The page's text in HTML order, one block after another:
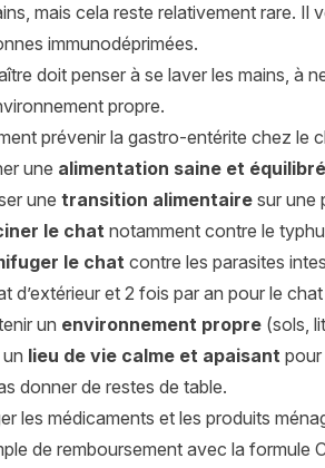
mais cela reste relativement rare.
immunodéprimées.
doit penser à se laver les mains, à
propre.
prévenir la gastro-entérite chez le
une alimentation saine et
une transition alimentaire sur une
le chat notamment contre le
le chat contre les parasites
d’extérieur et 2 fois par an pour le
un environnement propre (sols,
lieu de vie calme et apaisant
donner de restes de table.
les médicaments et les produits
de remboursement avec la formule